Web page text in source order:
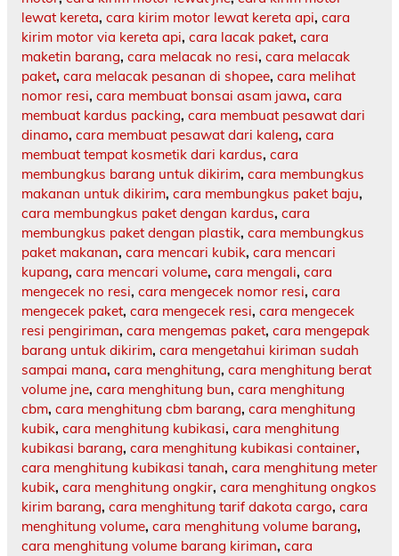
lewat kereta, cara kirim motor lewat kereta api, cara
kirim motor via kereta api, cara lacak paket, cara
maketin barang, cara melacak no resi, cara melacak
paket, cara melacak pesanan di shopee, cara melihat
nomor resi, cara membuat bonsai asam jawa, cara
membuat kardus packing, cara membuat pesawat dari
dinamo, cara membuat pesawat dari kaleng, cara
membuat tempat kosmetik dari kardus, cara
membungkus barang untuk dikirim, cara membungkus
makanan untuk dikirim, cara membungkus paket baju,
cara membungkus paket dengan kardus, cara
membungkus paket dengan plastik, cara membungkus
paket makanan, cara mencari kubik, cara mencari
kupang, cara mencari volume, cara mengali, cara
mengecek no resi, cara mengecek nomor resi, cara
mengecek paket, cara mengecek resi, cara mengecek
resi pengiriman, cara mengemas paket, cara mengepak
barang untuk dikirim, cara mengetahui kiriman sudah
sampai mana, cara menghitung, cara menghitung berat
volume jne, cara menghitung bun, cara menghitung
cbm, cara menghitung cbm barang, cara menghitung
kubik, cara menghitung kubikasi, cara menghitung
kubikasi barang, cara menghitung kubikasi container,
cara menghitung kubikasi tanah, cara menghitung meter
kubik, cara menghitung ongkir, cara menghitung ongkos
kirim barang, cara menghitung tarif dakota cargo, cara
menghitung volume, cara menghitung volume barang,
cara menghitung volume barang kiriman, cara